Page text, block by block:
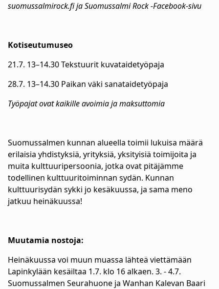
suomussalmirock.fi ja Suomussalmi Rock -Facebook-sivu
Kotiseutumuseo
21.7. 13–14.30 Tekstuurit kuvataidetyöpaja
28.7. 13–14.30 Paikan väki sanataidetyöpaja
Työpajat ovat kaikille avoimia ja maksuttomia
Suomussalmen kunnan alueella toimii lukuisa määrä
erilaisia yhdistyksiä, yrityksiä, yksityisiä toimijoita ja
muita kulttuuripersoonia, jotka ovat pitäjämme
todellinen kulttuuritoiminnan sydän. Kunnan
kulttuurisydän sykki jo kesäkuussa, ja sama meno
jatkuu heinäkuussa!
Muutamia nostoja:
Heinäkuussa voi muun muassa lähteä viettämään
Lapinkylään kesäiltaa 1.7. klo 16 alkaen. 3. - 4.7.
Suomussalmen Seurahuone ja Wanhan Kalevan Baari